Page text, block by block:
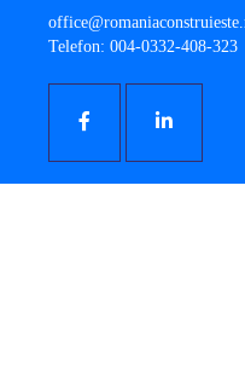
Telefon: 004-0332-408-323